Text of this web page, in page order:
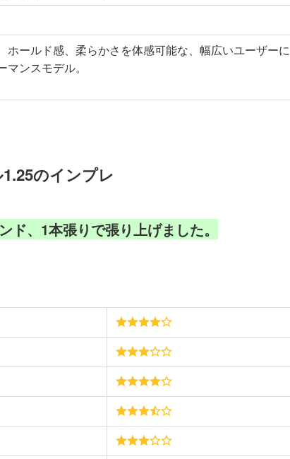
ホールド感、柔らかさを体感可能な、幅広いユーザーに
ンスモデル。
のインプレ
ド、1本張りで張り上げました。